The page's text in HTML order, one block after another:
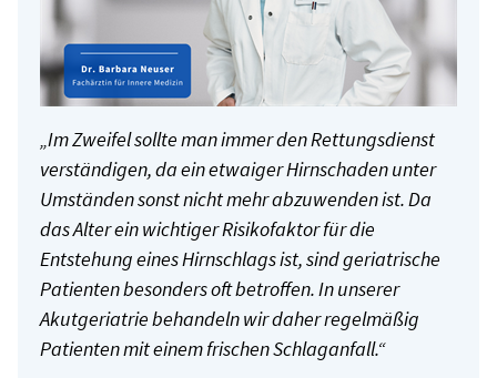
„Im Zweifel sollte man immer den Rettungsdienst
verständigen, da ein etwaiger Hirnschaden unter
Umständen sonst nicht mehr abzuwenden ist. Da
das Alter ein wichtiger Risikofaktor für die
Entstehung eines Hirnschlags ist, sind geriatrische
Patienten besonders oft betroffen. In unserer
Akutgeriatrie behandeln wir daher regelmäßig
Patienten mit einem frischen Schlaganfall.“